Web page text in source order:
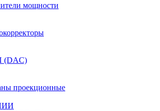
мощности
проекционные